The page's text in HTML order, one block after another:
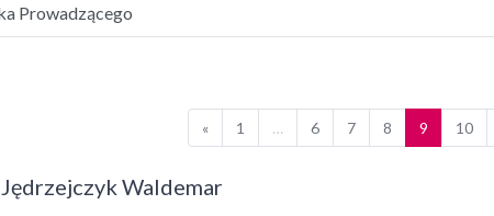
«Poprzednia strona
1 … 6Strona 6
7Strona 7
8Strona 8
9Strona 9
10
Jędrzejczyk Waldemar